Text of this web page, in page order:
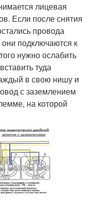
лицевая
Если после снятия
провода
подключаются к
нужно ослабить
туда
в свою нишу и
с заземлением
на которой